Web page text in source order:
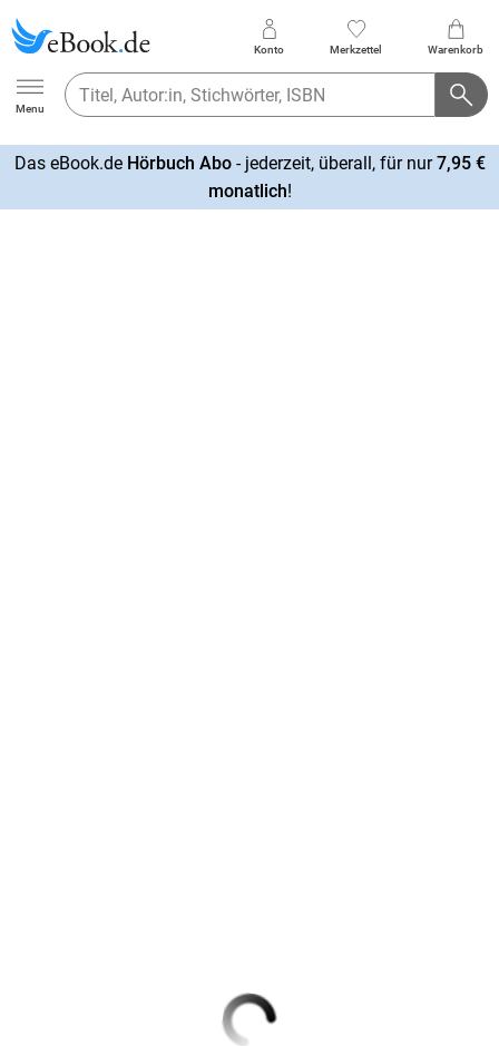
Ebook.de
Menu
Konto Merkzettel Warenkorb
Das eBook.de Hörbuch Abo- jederzeit, überall, für nur7,95 €
monatlich!